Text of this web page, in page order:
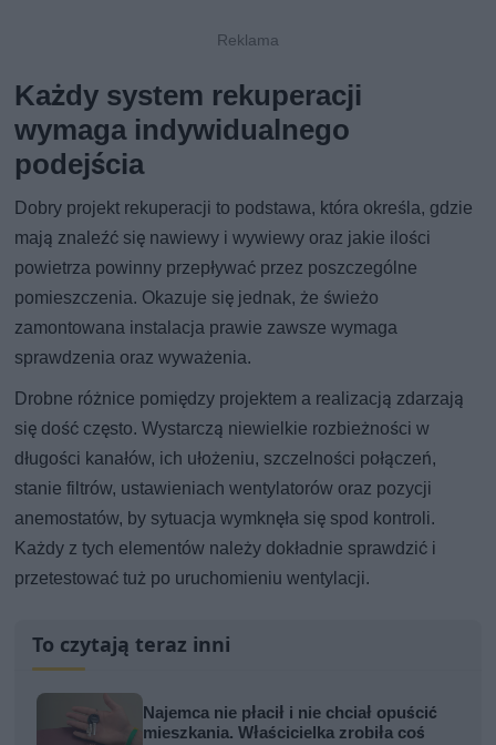
Każdy system rekuperacji
wymaga indywidualnego
podejścia
Dobry projekt rekuperacji to podstawa, która określa, gdzie
mają znaleźć się nawiewy i wywiewy oraz jakie ilości
powietrza powinny przepływać przez poszczególne
pomieszczenia. Okazuje się jednak, że świeżo
zamontowana instalacja prawie zawsze wymaga
sprawdzenia oraz wyważenia.
Drobne różnice pomiędzy projektem a realizacją zdarzają
się dość często. Wystarczą niewielkie rozbieżności w
długości kanałów, ich ułożeniu, szczelności połączeń,
stanie filtrów, ustawieniach wentylatorów oraz pozycji
anemostatów, by sytuacja wymknęła się spod kontroli.
Każdy z tych elementów należy dokładnie sprawdzić i
przetestować tuż po uruchomieniu wentylacji.
To czytają teraz inni
Najemca nie płacił i nie chciał opuścić
mieszkania. Właścicielka zrobiła coś